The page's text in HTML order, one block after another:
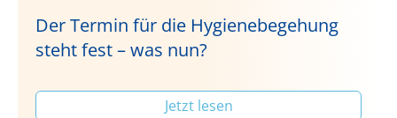
Der Termin für die Hygienebegehung
steht fest – was nun?
Jetzt lesen